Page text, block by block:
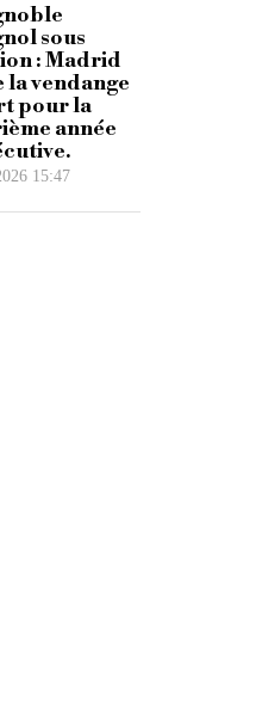
sous
: Madrid
la vendange
pour la
année
15:47